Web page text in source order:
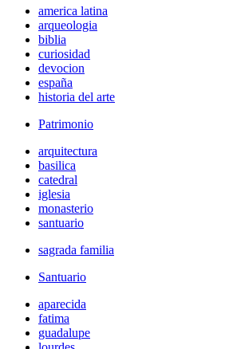
america latina
arqueologia
biblia
curiosidad
devocion
españa
historia del arte
Patrimonio
arquitectura
basilica
catedral
iglesia
monasterio
santuario
sagrada familia
Santuario
aparecida
fatima
guadalupe